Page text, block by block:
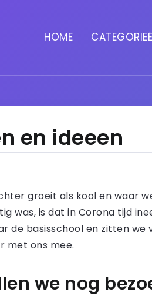
HOME
en ideeen
groeit als kool en waar
was, is dat in Corona tijd
de basisschool en zitten
met ons mee.
we nog